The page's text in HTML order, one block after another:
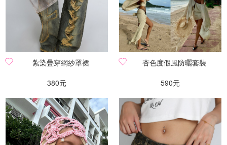
紮染疊穿網紗罩裙
380元
杏色度假風防曬套裝
590元